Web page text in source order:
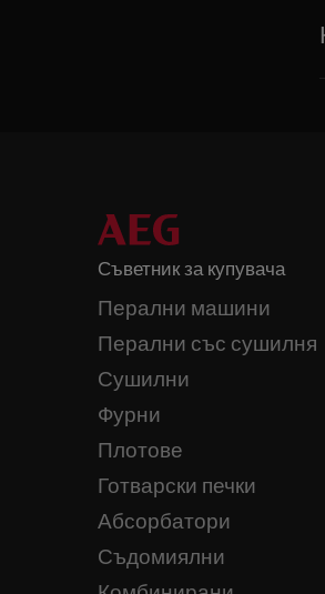
Съветник за купувача
Перални машини
Перални със сушилня
Сушилни
Фурни
Плотове
Готварски печки
Абсорбатори
Съдомиялни